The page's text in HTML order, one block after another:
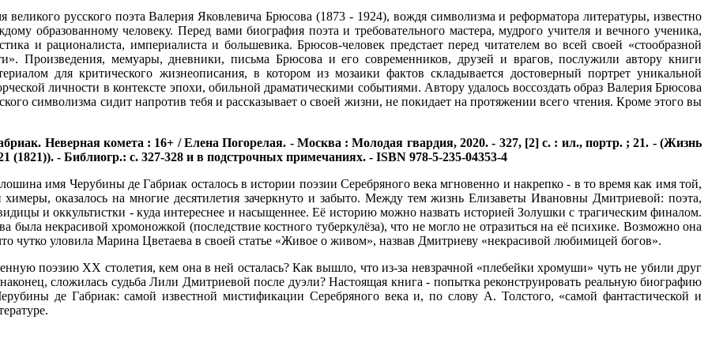
великого русского поэта Валерия Яковлевича Брюсова (1873 - 1924), вождя символизма и реформатора литературы, известно
образованному человеку. Перед вами биография поэта и требовательного мастера, мудрого учителя и вечного ученика,
и рационалиста, империалиста и большевика. Брюсов-человек предстает перед читателем во всей своей «стообразной
Произведения, мемуары, дневники, письма Брюсова и его современников, друзей и врагов, послужили автору книги
для критического жизнеописания, в котором из мозаики фактов складывается достоверный портрет уникальной
личности в контексте эпохи, обильной драматическими событиями. Автору удалось воссоздать образ Валерия Брюсова
символизма сидит напротив тебя и рассказывает о своей жизни, не покидает на протяжении всего чтения. Кроме этого вы
Неверная комета : 16+ / Елена Погорелая. - Москва : Молодая гвардия, 2020. - 327, [2] с. : ил., портр. ; 21. - (Жизнь
(1821)). - Библиогр.: с. 327-328 и в подстрочных примечаниях. - ISBN 978-5-235-04353-4
имя Черубины де Габриак осталось в истории поэзии Серебряного века мгновенно и накрепко - в то время как имя той,
химеры, оказалось на многие десятилетия зачеркнуто и забыто. Между тем жизнь Елизаветы Ивановны Дмитриевой: поэта,
и оккультистки - куда интереснее и насыщеннее. Её историю можно назвать историей Золушки с трагическим финалом.
была некрасивой хромоножкой (последствие костного туберкулёза), что не могло не отразиться на её психике. Возможно она
чутко уловила Марина Цветаева в своей статье «Живое о живом», назвав Дмитриеву «некрасивой любимицей богов».
поэзию XX столетия, кем она в ней осталась? Как вышло, что из-за невзрачной «плебейки хромуши» чуть не убили друг
сложилась судьба Лили Дмитриевой после дуэли? Настоящая книга - попытка реконструировать реальную биографию
де Габриак: самой известной мистификации Серебряного века и, по слову А. Толстого, «самой фантастической и